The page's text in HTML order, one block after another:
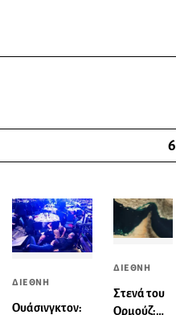
6
ΔΙΕΘΝΗ
Ουάσινγκτον:
ΔΙΕΘΝΗ
Στενά του
Ορμούζ: